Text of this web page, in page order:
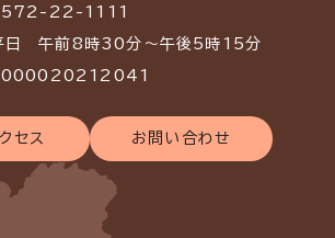
22-1111
日 午前8時30分～午後5時15分
セス お問い合わせ